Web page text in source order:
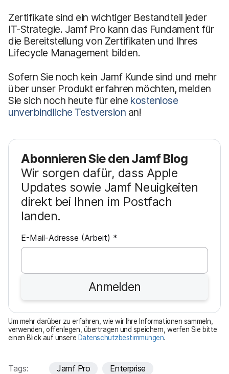
Zertifikate sind ein wichtiger Bestandteil jeder
IT-Strategie. Jamf Pro kann das Fundament für
die Bereitstellung von Zertifikaten und Ihres
Lifecycle Management bilden.
Sofern Sie noch kein Jamf Kunde sind und mehr
über unser Produkt erfahren möchten, melden
Sie sich noch heute für eine kostenlose
unverbindliche Testversion an!
Abonnieren Sie den Jamf Blog
Wir sorgen dafür, dass Apple
Updates sowie Jamf Neuigkeiten
direkt bei Ihnen im Postfach
landen.
E-Mail-Adresse (Arbeit) *P
f
i
c
h
t
f
e
d
Anmelden
Um mehr darüber zu erfahren, wie wir Ihre Informationen sammeln,
verwenden, offenlegen, übertragen und speichern, werfen Sie bitte
einen Blick auf unsere Datenschutzbestimmungen.
Tags: Jamf Pro Enterprise